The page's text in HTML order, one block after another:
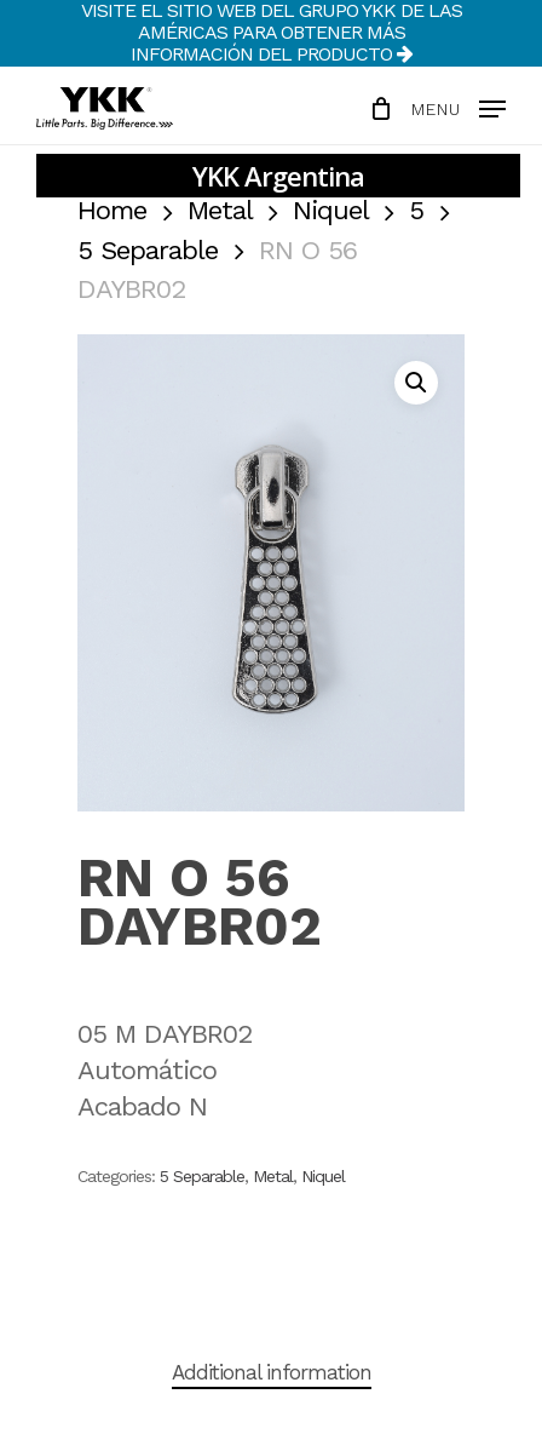
content
MENU
VISITE EL SITIO WEB DEL GRUPO YKK DE LAS
AMÉRICAS PARA OBTENER MÁS
INFORMACIÓN DEL PRODUCTO
Home Metal Niquel
5
5 Separable
RN O 56
DAYBR02
RN O 56
DAYBR02
05 M DAYBR02
Automático
Acabado N
Categories: 5 Separable, Metal, Niquel
Additional information